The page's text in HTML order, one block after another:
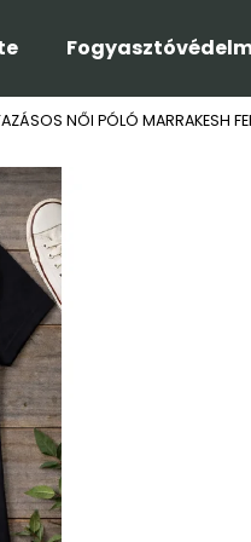
NŐI PÓLÓ MARRAKESH
Mit keres?